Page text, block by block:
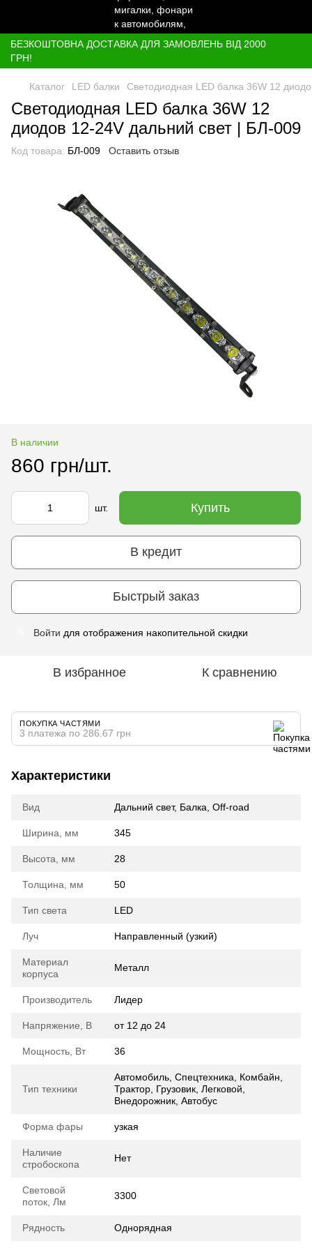
БЕЗКОШТОВНА ДОСТАВКА ДЛЯ ЗАМОВЛЕНЬ ВІД 2000
ГРН!
Каталог LED балки Светодиодная LED балка 36W 12
Светодиодная LED балка 36W 12
диодов 12-24V дальний свет | БЛ-009
Код товара: БЛ-009 Оставить отзыв
В наличии
860 грн/шт.
шт. Купить
В кредит
Быстрый заказ
Войти для отображения накопительной скидки
В избранное К сравнению
ПОКУПКА ЧАСТЯМИ
3 платежа по 286.67 грн
Характеристики
Вид Дальний свет, Балка, Off-road
Ширина, мм 345
Высота, мм 28
Толщина, мм 50
Тип света LED
Луч Направленный (узкий)
Материал
корпуса
Металл
Производитель Лидер
Напряжение, В от 12 до 24
Мощность, Вт 36
Тип техники
Автомобиль, Спецтехника, Комбайн,
Трактор, Грузовик, Легковой,
Внедорожник, Автобус
Форма фары узкая
Наличие
стробоскопа
Нет
Световой
поток, Лм
3300
Рядность Однорядная